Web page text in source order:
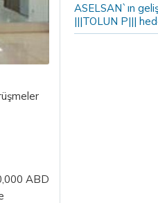
ABD
ASELSAN`ın
|||TOLUN P|||